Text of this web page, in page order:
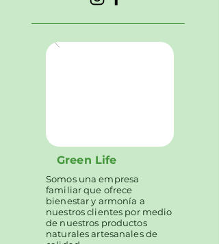
Green Life
Somos una empresa
familiar que ofrece
bienestar y armonía a
nuestros clientes por medio
de nuestros productos
naturales artesanales de